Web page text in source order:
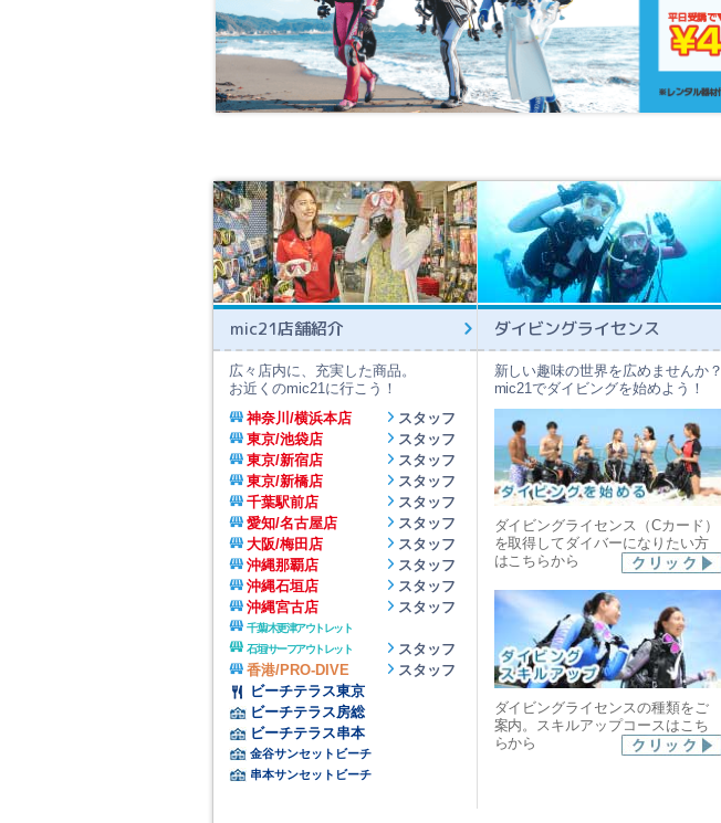
mic21店舗紹介
広々店内に、充実した商品。
お近くのmic21に行こう！
神奈川/横浜本店
スタッフ
東京/池袋店
スタッフ
東京/新宿店
スタッフ
東京/新橋店
スタッフ
千葉駅前店
スタッフ
愛知/名古屋店
スタッフ
大阪/梅田店
スタッフ
沖縄那覇店
スタッフ
沖縄石垣店
スタッフ
沖縄宮古店
スタッフ
千葉/木更津アウトレット
石垣/サーフアウトレット
スタッフ
香港/PRO-DIVE
スタッフ
ビーチテラス東京
ビーチテラス房総
ビーチテラス串本
金谷サンセットビーチ
串本サンセットビーチ
ダイビングライセンス
新しい趣味の世界を広めませんか？
mic21でダイビングを始めよう！
ダイビングライセンス（Cカード）
を取得してダイバーになりたい方
はこちらから
ダイビングライセンスの種類をご
案内。スキルアップコースはこち
らから